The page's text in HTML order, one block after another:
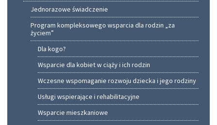
Jednorazowe świadczenie
Program kompleksowego wsparcia dla rodzin „za
życiem”
Dla kogo?
Wsparcie dla kobiet w ciąży i ich rodzin
Wczesne wspomaganie rozwoju dziecka i jego rodziny
Usługi wspierające i rehabilitacyjne
Wsparcie mieszkaniowe